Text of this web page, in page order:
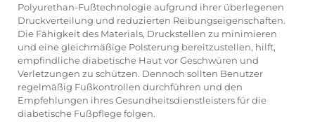
Polyurethan-Fußtechnologie aufgrund ihrer überlegenen
Druckverteilung und reduzierten Reibungseigenschaften.
Die Fähigkeit des Materials, Druckstellen zu minimieren
und eine gleichmäßige Polsterung bereitzustellen, hilft,
empfindliche diabetische Haut vor Geschwüren und
Verletzungen zu schützen. Dennoch sollten Benutzer
regelmäßig Fußkontrollen durchführen und den
Empfehlungen ihres Gesundheitsdienstleisters für die
diabetische Fußpflege folgen.